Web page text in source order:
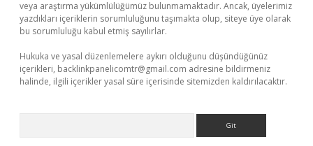
veya araştırma yükümlülüğümüz bulunmamaktadır. Ancak, üyelerimiz
yazdıkları içeriklerin sorumluluğunu taşımakta olup, siteye üye olarak
bu sorumluluğu kabul etmiş sayılırlar.
Hukuka ve yasal düzenlemelere aykırı olduğunu düşündüğünüz
içerikleri, backlinkpanelicomtr@gmail.com adresine bildirmeniz
halinde, ilgili içerikler yasal süre içerisinde sitemizden kaldırılacaktır.